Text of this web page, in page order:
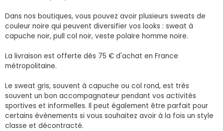
Dans nos boutiques, vous pouvez avoir plusieurs sweats de
couleur noire qui peuvent diversifier vos looks : sweat à
capuche noir, pull col noir, veste polaire homme noire.
La livraison est offerte dès 75 € d'achat en France
métropolitaine.
Le sweat gris, souvent à capuche ou col rond, est très
souvent un bon accompagnateur pendant vos activités
sportives et informelles. Il peut également être parfait pour
certains évènements si vous souhaitez avoir à la fois un style
classe et décontracté.